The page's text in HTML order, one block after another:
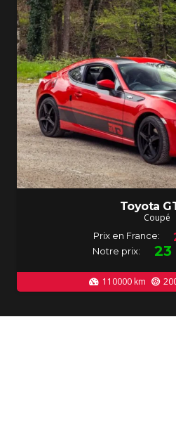
Toyota
Coupé
Prix en France:
Notre prix: 23
110000 km